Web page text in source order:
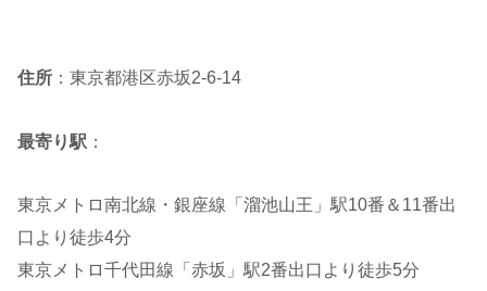
住所 ：東京都港区赤坂2-6-14
最寄り駅 ：
東京メトロ南北線・銀座線「溜池山王」駅10番＆11番出
口より徒歩4分
東京メトロ千代田線「赤坂」駅2番出口より徒歩5分